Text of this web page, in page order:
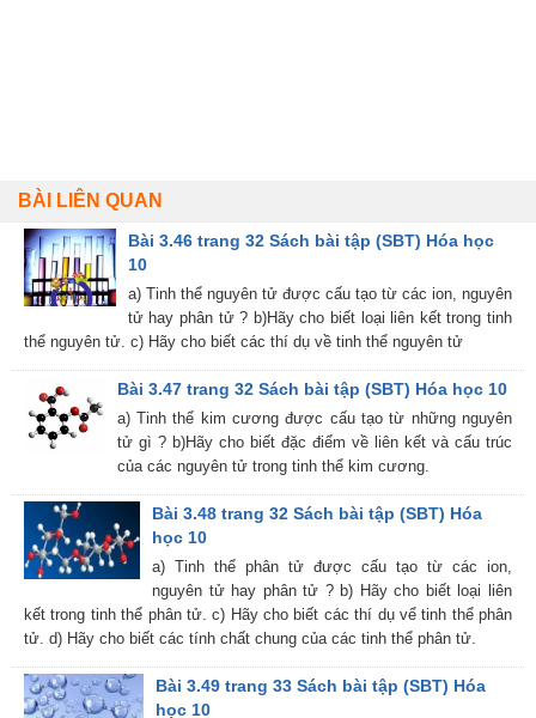
BÀI LIÊN QUAN
Bài 3.46 trang 32 Sách bài tập (SBT) Hóa học
10
a) Tinh thể nguyên tử được cấu tạo từ các ion, nguyên
tử hay phân tử ? b)Hãy cho biết loại liên kết trong tinh
thể nguyên tử. c) Hãy cho biết các thí dụ về tinh thể nguyên tử
Bài 3.47 trang 32 Sách bài tập (SBT) Hóa học 10
a) Tinh thể kim cương được cấu tạo từ những nguyên
tử gì ? b)Hãy cho biết đặc điểm về liên kết và cấu trúc
của các nguyên tử trong tinh thể kim cương.
Bài 3.48 trang 32 Sách bài tập (SBT) Hóa
học 10
a) Tinh thể phân tử được cấu tạo từ các ion,
nguyên tử hay phân tử ? b) Hãy cho biết loại liên
kết trong tinh thể phân tử. c) Hãy cho biết các thí dụ vể tinh thể phân
tử. d) Hãy cho biết các tính chất chung của các tinh thể phân tử.
Bài 3.49 trang 33 Sách bài tập (SBT) Hóa
học 10